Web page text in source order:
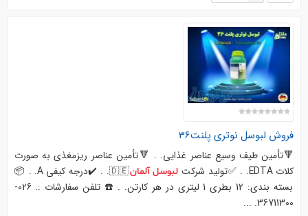
فروش لبوسلنوتری پلنت36
🔻تأمین طیف وسیع عناصر غذایی. . 🔻تأمین عناصر ریزمغذی به صورت
کلات EDTA. . ✅تولید شرکت
لبوسل آلمان
🇩🇪. . ✔️درجه کیفی A. . 📦
بسته بندی: 12 بطری 1 لیتری در هر کارتن. . ☎️ تلفن سفارشات :. 026-
36711300. ...